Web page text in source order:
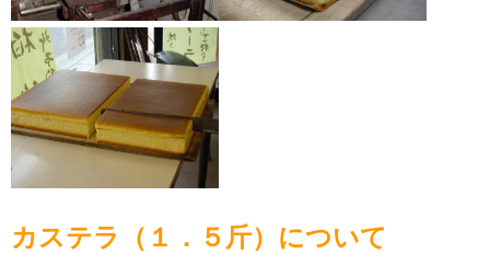
カステラ（１．５斤）について